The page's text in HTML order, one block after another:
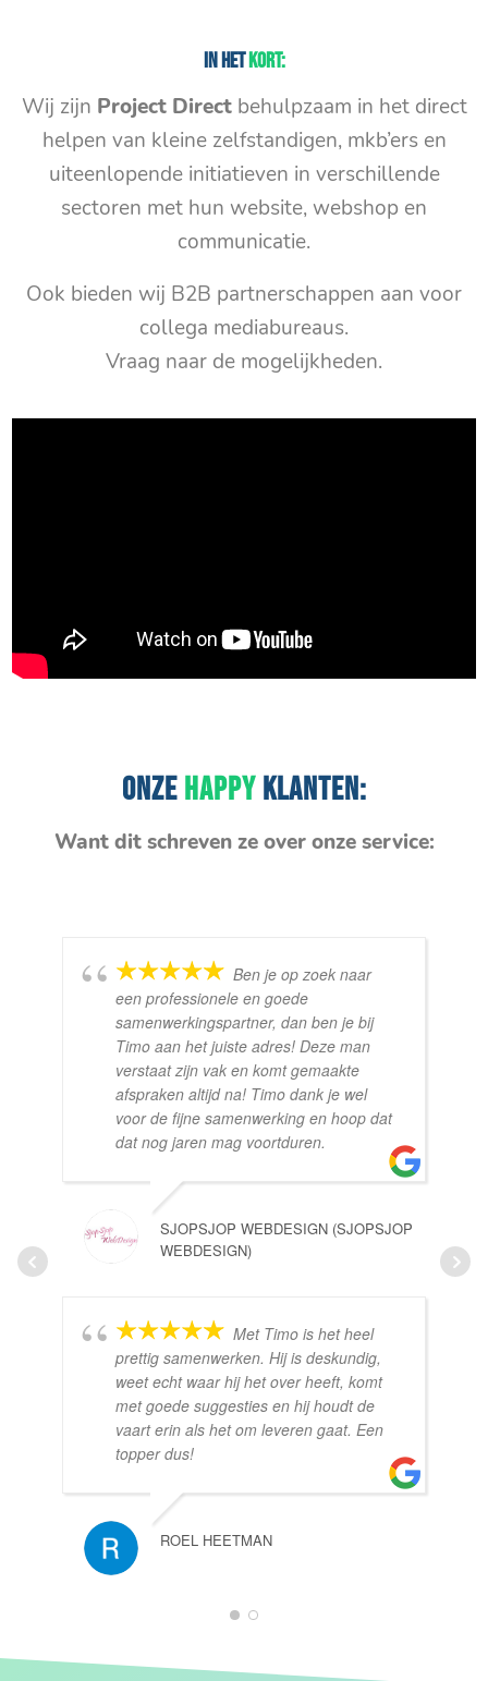
In hetkort:
Wij zijn Project Direct behulpzaam in het direct
helpen van kleine zelfstandigen, mkb’ers en
uiteenlopende initiatieven in verschillende
sectoren met hun website, webshop en
communicatie.
Ook bieden wij B2B partnerschappen aan voor
collega mediabureaus.
Vraag naar de mogelijkheden.
ONZEHAPPYKLANTEN:
Want dit schreven ze over onze service:
Ben je op zoek naar
een professionele en goede
samenwerkingspartner, dan ben je bij
Timo aan het juiste adres! Deze man
verstaat zijn vak en komt gemaakte
afspraken altijd na! Timo dank je wel
voor de fijne samenwerking en hoop dat
dat nog jaren mag voortduren.
SJOPSJOP WEBDESIGN (SJOPSJOP
WEBDESIGN)
Met Timo is het heel
prettig samenwerken. Hij is deskundig,
weet echt waar hij het over heeft, komt
met goede suggesties en hij houdt de
vaart erin als het om leveren gaat. Een
topper dus!
ROEL HEETMAN
1 2